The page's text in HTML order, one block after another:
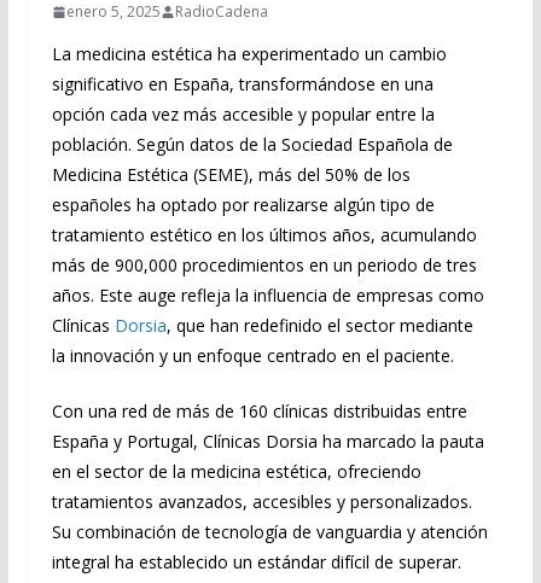
enero 5, 2025 RadioCadena
La medicina estética ha experimentado un cambio
significativo en España, transformándose en una
opción cada vez más accesible y popular entre la
población. Según datos de la Sociedad Española de
Medicina Estética (SEME), más del 50% de los
españoles ha optado por realizarse algún tipo de
tratamiento estético en los últimos años, acumulando
más de 900,000 procedimientos en un periodo de tres
años. Este auge refleja la influencia de empresas como
Clínicas Dorsia, que han redefinido el sector mediante
la innovación y un enfoque centrado en el paciente.
Con una red de más de 160 clínicas distribuidas entre
España y Portugal, Clínicas Dorsia ha marcado la pauta
en el sector de la medicina estética, ofreciendo
tratamientos avanzados, accesibles y personalizados.
Su combinación de tecnología de vanguardia y atención
integral ha establecido un estándar difícil de superar.